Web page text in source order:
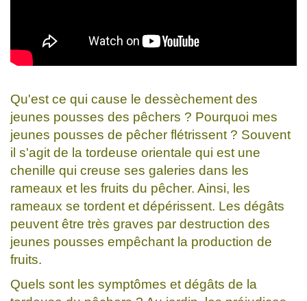
Qu'est ce qui cause le dessèchement des
jeunes pousses des pêchers ? Pourquoi mes
jeunes pousses de pêcher flétrissent ? Souvent
il s'agit de la tordeuse orientale qui est une
chenille qui creuse ses galeries dans les
rameaux et les fruits du pêcher. Ainsi, les
rameaux se tordent et dépérissent. Les dégâts
peuvent être très graves par destruction des
jeunes pousses empêchant la production de
fruits.
Quels sont les symptômes et dégâts de la